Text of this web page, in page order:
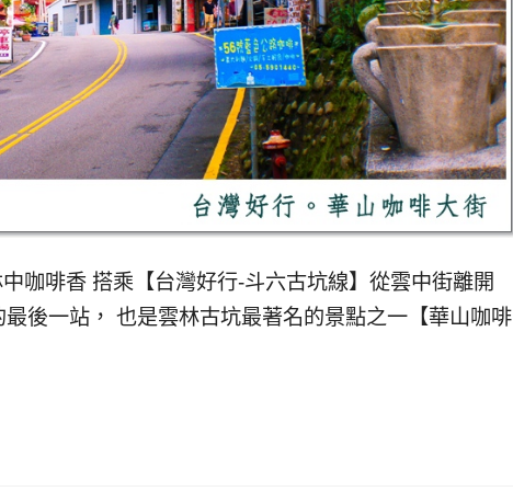
啡香 搭乘【台灣好行-斗六古坑線】從雲中街離開
後一站， 也是雲林古坑最著名的景點之一【華山咖啡